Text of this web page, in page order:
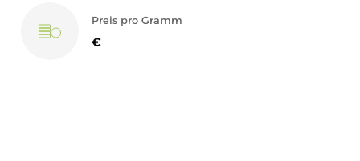
Preis pro Gramm
€